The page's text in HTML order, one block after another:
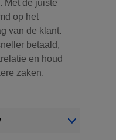
Met de juiste
op het
van de klant.
betaald,
en houd
zaken.